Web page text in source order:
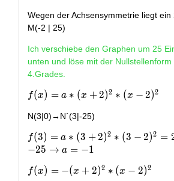
Wegen der Achsensymmetrie liegt
M(-2 | 25)
Ich verschiebe den Graphen um 25
unten und löse mit der
4.Grades.
f(x)=a*
(x-2)^2
f(x) = a ∗ (x +2)2 ∗ (x − 2)2
N(3|0)→N´(3|-25)
f(3)=a*(3+2)^2*(3-
2)^2=25a→25a=-25→a=-1
f(3) = a ∗ (3 +2)2 ∗ (3 − 2)2 =
−25 → a = −1
f(x)=-
f(x) = −(x + 2)2 ∗ (x − 2)2